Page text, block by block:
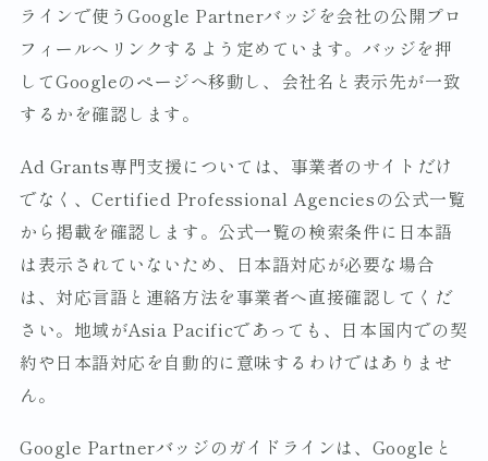
ラインで使うGoogle Partnerバッジを会社の公開プロ
フィールへリンクするよう定めています。バッジを押
してGoogleのページへ移動し、会社名と表示先が一致
するかを確認します。
Ad Grants専門支援については、事業者のサイトだけ
でなく、Certified Professional Agenciesの公式一覧
から掲載を確認します。公式一覧の検索条件に日本語
は表示されていないため、日本語対応が必要な場合
は、対応言語と連絡方法を事業者へ直接確認してくだ
さい。地域がAsia Pacificであっても、日本国内での契
約や日本語対応を自動的に意味するわけではありませ
ん。
Google Partnerバッジのガイドラインは、Googleと